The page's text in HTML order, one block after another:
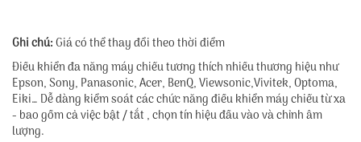
Ghi chú:Giá có thể thay đổi theo thời điểm
Điều khiển đa năng máy chiếu tương thích nhiều thương hiệu như
Epson, Sony, Panasonic, Acer, BenQ, Viewsonic,Vivitek, Optoma,
Eiki… Dễ dàng kiểm soát các chức năng điều khiển máy chiếu từ xa
- bao gồm cả việc bật / tắt , chọn tín hiệu đầu vào và chỉnh âm
lượng.